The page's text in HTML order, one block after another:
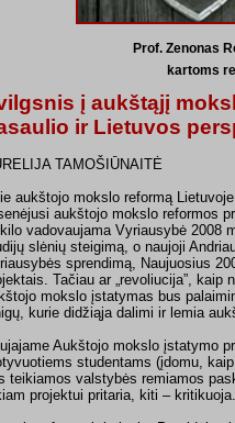
Prof. Zenonas
kartoms
į aukštąjį
ir Lietuvos
TAMOŠIŪNAITĖ
aukštojo mokslo reformą
aukštojo mokslo reformos
vadovaujama Vyriausybė 2008
slėnių steigimą, o naujoji
sprendimą, Naujuosius
Tačiau ar „revoliucija”,
mokslo įstatymas bus
kurie didžiąja dalimi ir lemia
Aukštojo mokslo įstatymo
studentams (įdomu,
teikiamos valstybės remiamos
projektui pritaria, kiti –